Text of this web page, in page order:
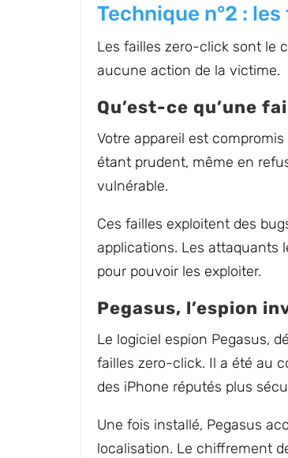
Technique n°2 :
Les failles zero-click sont le
aucune action de la victime.
Qu’est-ce qu’une
Votre appareil est
étant prudent, même en
vulnérable.
Ces failles exploitent des
applications. Les attaquants
pour pouvoir les exploiter.
Pegasus, l’espion
Le logiciel espion Pegasus,
failles zero-click. Il a été au
des iPhone réputés plus
Une fois installé, Pegasus
localisation. Le chiffrement